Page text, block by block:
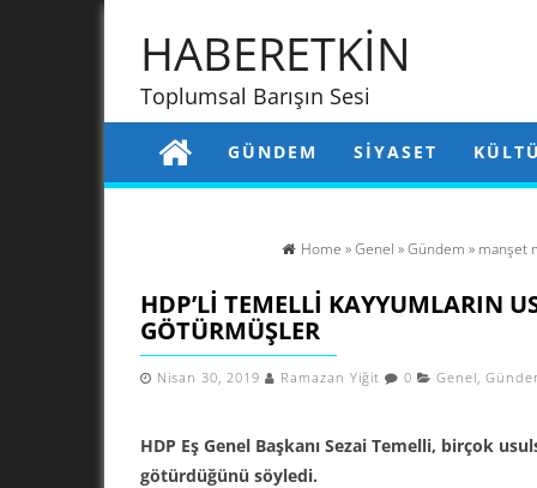
HABERETKİN
Toplumsal Barışın Sesi
GÜNDEM SIYASET
Home »Genel »Gündem » manşet
HDP’LI TEMELLI KAYYUMLARIN
GÖTÜRMÜŞLER
Nisan 30, 2019 Ramazan Yiğit 0 Genel,
HDP Eş Genel Başkanı Sezai Temelli, birçok
götürdüğünü söyledi.